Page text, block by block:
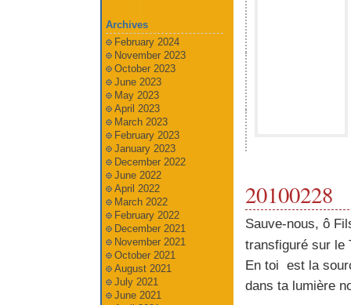
20100228
Sauve-nous, ô
transfiguré sur le
En toi est la
dans ta lumière
Archives
February 2024
November 2023
October 2023
June 2023
May 2023
April 2023
March 2023
February 2023
January 2023
December 2022
June 2022
April 2022
March 2022
February 2022
December 2021
November 2021
October 2021
August 2021
July 2021
June 2021